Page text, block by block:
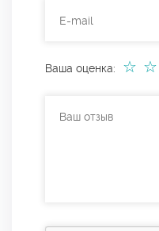
Ваша оценка: ☆
☆